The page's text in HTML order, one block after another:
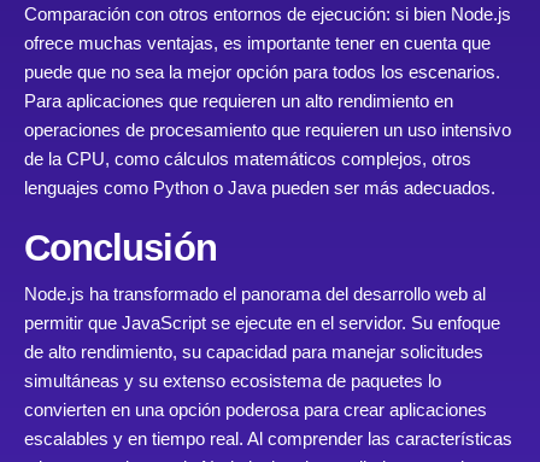
Comparación con otros entornos de ejecución: si bien Node.js
ofrece muchas ventajas, es importante tener en cuenta que
puede que no sea la mejor opción para todos los escenarios.
Para aplicaciones que requieren un alto rendimiento en
operaciones de procesamiento que requieren un uso intensivo
de la CPU, como cálculos matemáticos complejos, otros
lenguajes como Python o Java pueden ser más adecuados.
Conclusión
Node.js ha transformado el panorama del desarrollo web al
permitir que JavaScript se ejecute en el servidor. Su enfoque
de alto rendimiento, su capacidad para manejar solicitudes
simultáneas y su extenso ecosistema de paquetes lo
convierten en una opción poderosa para crear aplicaciones
escalables y en tiempo real. Al comprender las características